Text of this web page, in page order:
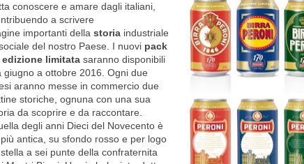
conoscere e amare dagli italiani,
a scrivere
importanti della storia industriale
del nostro Paese. I nuovi pack
edizione limitata saranno disponibili
giugno a ottobre 2016. Ogni due
aranno messe in commercio due
storiche, ognuna con una sua
da scoprire e da raccontare.
degli anni Dieci del Novecento è
antica, su sfondo rosso e per logo
a sei punte della confraternita